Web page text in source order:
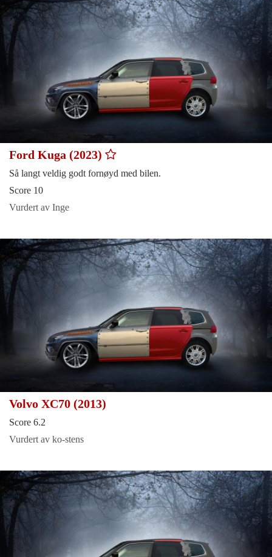
Ford Kuga (2023)
Så langt veldig godt fornøyd med bilen.
Score 10
Vurdert av Inge
Volvo XC70 (2013)
Score 6.2
Vurdert av ko-stens